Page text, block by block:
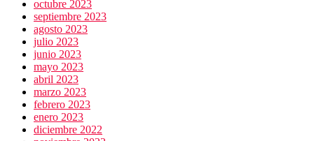
octubre 2023
septiembre 2023
agosto 2023
julio 2023
junio 2023
mayo 2023
abril 2023
marzo 2023
febrero 2023
enero 2023
diciembre 2022